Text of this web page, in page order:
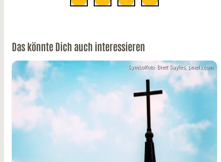
Das könnte Dich auch interessieren
Symbolfoto: Brett Sayles, pexels.com